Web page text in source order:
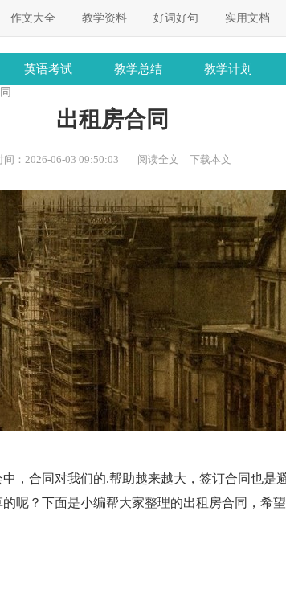
作文大全 教学资料 好词好句 实用文档
英语考试 教学总结 教学计划
出租房合同
间：2026-06-03 09:50:03 阅读全文 下载本文
，合同对我们的.帮助越来越大，签订合同也是
呢？下面是小编帮大家整理的出租房合同，希望